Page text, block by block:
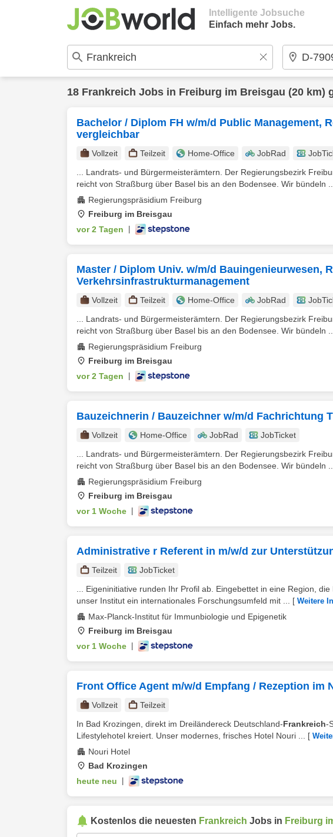
Intelligente Jobsuche
Einfach mehr Jobs.
18 Frankreich Jobs in Freiburg im Breisgau (20 km)
Bachelor / Diplom FH w/m/d Public Management,
vergleichbar
Vollzeit Teilzeit Home-Office JobRad
... Landrats- und Bürgermeisterämtern. Der Regierungsbezirk
reicht von Straßburg über Basel bis an den Bodensee. Wir bündeln ...
Regierungspräsidium Freiburg
Freiburg im Breisgau
vor 2 Tagen
Master / Diplom Univ. w/m/d Bauingenieurwesen,
Verkehrsinfrastrukturmanagement
Vollzeit Teilzeit Home-Office JobRad
... Landrats- und Bürgermeisterämtern. Der Regierungsbezirk
reicht von Straßburg über Basel bis an den Bodensee. Wir bündeln ...
Regierungspräsidium Freiburg
Freiburg im Breisgau
vor 2 Tagen
Bauzeichnerin / Bauzeichner w/m/d Fachrichtung
Vollzeit Home-Office JobRad
JobTicket
... Landrats- und Bürgermeisterämtern. Der Regierungsbezirk
reicht von Straßburg über Basel bis an den Bodensee. Wir bündeln ...
Regierungspräsidium Freiburg
Freiburg im Breisgau
vor 1 Woche
Administrative r Referent in m/w/d zur
Teilzeit
JobTicket
... Eigeninitiative runden Ihr Profil ab. Eingebettet in eine Region, die
unser Institut ein internationales Forschungsumfeld mit ...
[ Weitere
Max-Planck-Institut für Immunbiologie und Epigenetik
Freiburg im Breisgau
vor 1 Woche
Front Office Agent m/w/d Empfang / Rezeption im
Vollzeit
Teilzeit
In Bad Krozingen, direkt im Dreiländereck Deutschland-Frankreich-
Lifestylehotel kreiert. Unser modernes, frisches Hotel Nouri ...
[
Nouri Hotel
Bad Krozingen
heute neu
Kostenlos die neuesten Frankreich Jobs in Freiburg